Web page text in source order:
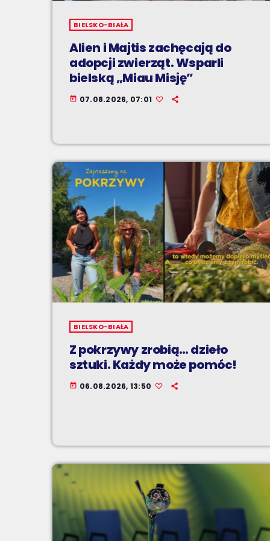
BIELSKO-BIAŁA
Alien i Majtis zachęcają do
adopcji zwierząt. Wsparli
bielską „Miau Misję”
today 07.08.2026, 07:01
BIELSKO-BIAŁA
Z pokrzywy zrobią… dzieło
sztuki. Każdy może pomóc!
today 06.08.2026, 13:50